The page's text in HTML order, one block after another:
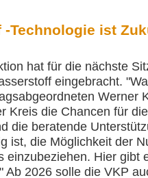
-Technologie ist
hat für die nächste
eingebracht.
Werner
Kreis die Chancen für
die beratende
ist, die Möglichkeit der
einzubeziehen. Hier gibt
Ab 2026 solle die VKP